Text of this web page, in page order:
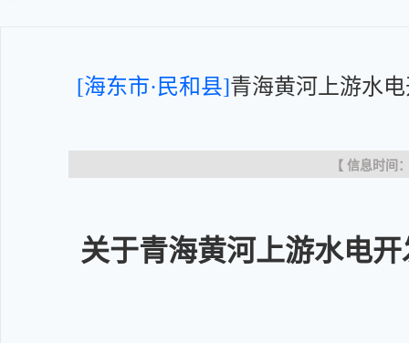
[海东市·民和县]青海黄河上游水
【 信息时间
关于青海黄河上游水电